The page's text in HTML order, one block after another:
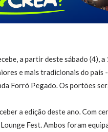
a partir deste sábado (4),
e mais tradicionais do
Forró Pegado. Os portões
a edição deste ano. Com
Fest. Ambos foram